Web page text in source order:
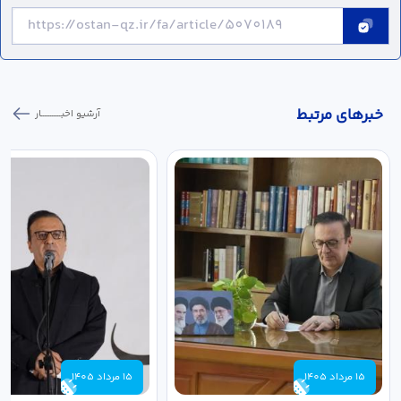
خبر‌های مرتبط آرشیو اخبـــــــــــار
15 مرداد 1405 15 مرداد 1405